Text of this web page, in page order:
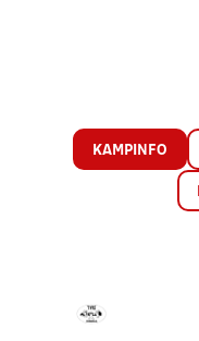
KAMPINFO